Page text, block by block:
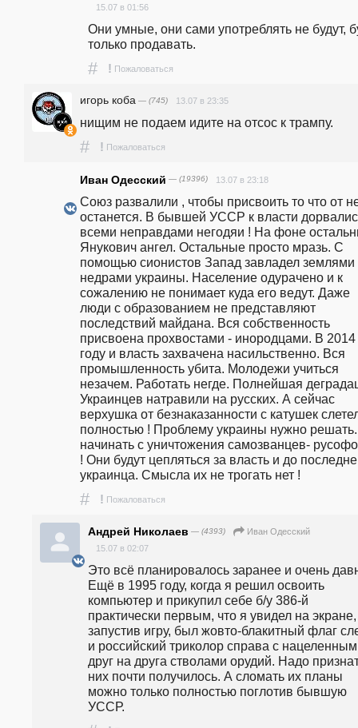
15.07 в 01:56
Они умные, они сами употреблять не будут,
только продавать.
# ! Пожаловаться
игорь коба — (745) 13.07 в 23:35
нищим не подаем идите на отсос к трампу.
# ! Пожаловаться
Иван Одесский — (19396) 13.07 в 23:18
Союз развалили , чтобы присвоить то что от
останется. В бывшей УССР к власти
всеми неправдами негодяи ! На фоне
Янукович ангел. Остальные просто мразь. С
помощью сионистов Запад завладел землями
недрами украины. Население одурачено и к
сожалению не понимает куда его ведут. Даже
люди с образованием не представляют
последствий майдана. Вся собственность
присвоена прохвостами - инородцами. В 2014
году и власть захвачена насильственно. Вся
промышленность убита. Молодежи учиться
незачем. Работать негде. Полнейшая
Украинцев натравили на русских. А сейчас
верхушка от безнаказанности с катушек
полностью ! Проблему украины нужно
начинать с уничтожения самозванцев-
! Они будут цепляться за власть и до
украинца. Смысла их не трогать нет !
# ! Пожаловаться
Андрей Николаев — (4393)
Иван Одесский
15.07 в 02:07
Это всё планировалось заранее и очень
Ещё в 1995 году, когда я решил освоить
компьютер и прикупил себе б/у 386-й
практически первым, что я увидел на экране,
запустив игру, был жовто-блакитный флаг
и российский триколор справа с
друг на друга стволами орудий. Надо
них почти получилось. А сломать их планы
можно только полностью поглотив бывшую
УССР.